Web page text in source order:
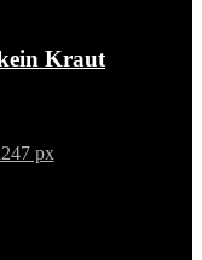
Kraut